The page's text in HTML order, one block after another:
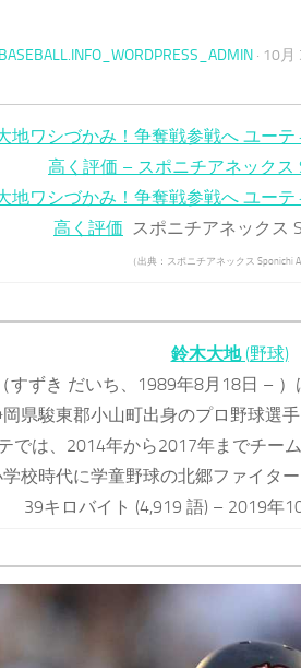
· 10月
地ワシづかみ！争奪戦参戦へ ユー
高く評価 – スポニチアネックス
地ワシづかみ！争奪戦参戦へ ユー
高く評価 スポニチアネックス
（出典：スポニチアネックス Sponichi
鈴木大地(野球)
すずき だいち、1989年8月18日 –
岡県駿東郡小山町出身のプロ野球選
では、2014年から2017年までチー
校時代に学童野球の北郷ファイタ
39キロバイト (4,919 語) – 2019年